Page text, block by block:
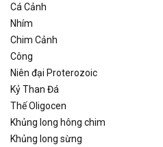
Cá Cảnh
Nhím
Chim Cảnh
Công
Niên đại Proterozoic
Kỷ Than Đá
Thế Oligocen
Khủng long hông chim
Khủng long sừng